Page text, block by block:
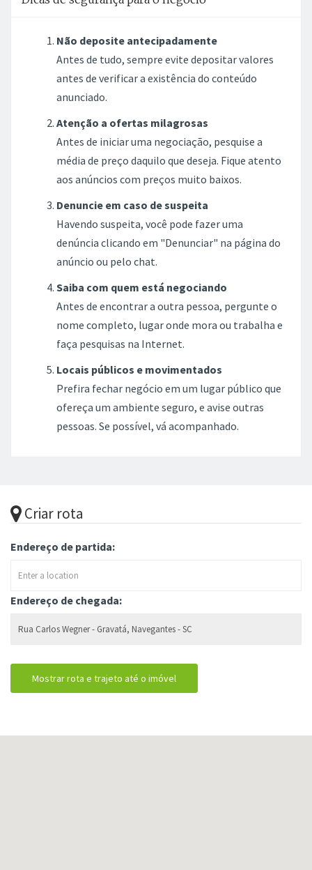
Não deposite antecipadamente
Antes de tudo, sempre evite depositar valores
antes de verificar a existência do conteúdo
anunciado.
Atenção a ofertas milagrosas
Antes de iniciar uma negociação, pesquise a
média de preço daquilo que deseja. Fique atento
aos anúncios com preços muito baixos.
Denuncie em caso de suspeita
Havendo suspeita, você pode fazer uma
denúncia clicando em "Denunciar" na página do
anúncio ou pelo chat.
Saiba com quem está negociando
Antes de encontrar a outra pessoa, pergunte o
nome completo, lugar onde mora ou trabalha e
faça pesquisas na Internet.
Locais públicos e movimentados
Prefira fechar negócio em um lugar público que
ofereça um ambiente seguro, e avise outras
pessoas. Se possível, vá acompanhado.
Criar rota
Endereço de partida:
Endereço de chegada: